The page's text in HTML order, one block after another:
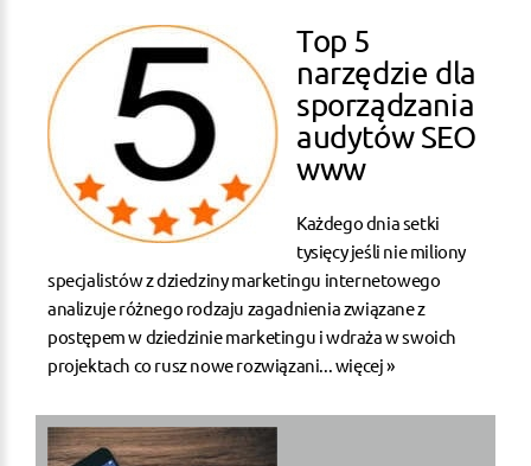
Top 5
narzędzie dla
sporządzania
audytów SEO
www
Każdego dnia setki
tysięcy jeśli nie miliony
specjalistów z dziedziny marketingu internetowego
analizuje różnego rodzaju zagadnienia związane z
postępem w dziedzinie marketingu i wdraża w swoich
projektach co rusz nowe rozwiązani... więcej »